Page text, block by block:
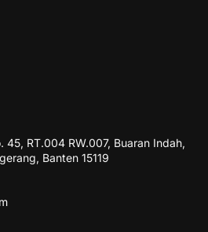
45, RT.004 RW.007, Buaran Indah,
Banten 15119